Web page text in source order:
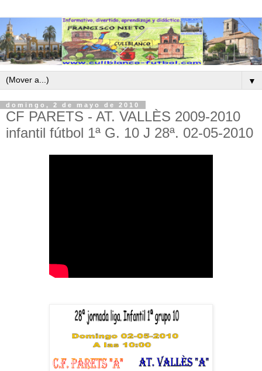
▼
domingo, 2 de mayo de 2010
CF PARETS - AT. VALLÈS 2009-2010
infantil fútbol 1ª G. 10 J 28ª. 02-05-2010